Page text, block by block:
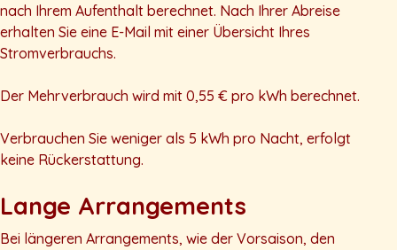
nach Ihrem Aufenthalt berechnet. Nach Ihrer Abreise
erhalten Sie eine E-Mail mit einer Übersicht Ihres
Stromverbrauchs.
Der Mehrverbrauch wird mit 0,55 € pro kWh berechnet.
Verbrauchen Sie weniger als 5 kWh pro Nacht, erfolgt
keine Rückerstattung.
Lange Arrangements
Bei längeren Arrangements, wie der Vorsaison, den